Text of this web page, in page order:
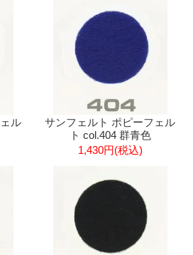
ル
サンフェルト ポピーフェル
ト col.404 群青色
1,430円(税込)